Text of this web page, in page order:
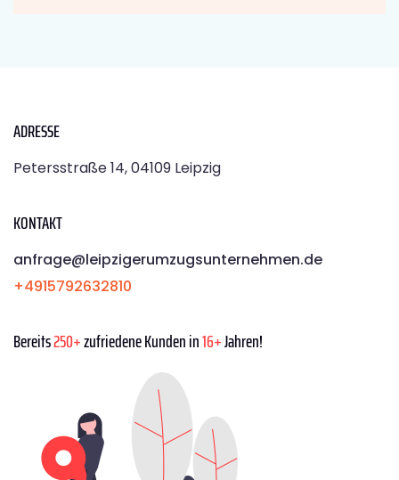
ADRESSE
Petersstraße 14, 04109 Leipzig
KONTAKT
anfrage@leipzigerumzugsunternehmen.de
+4915792632810
Bereits250+zufriedene Kunden in16+Jahren!